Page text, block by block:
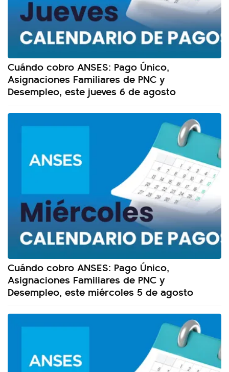
Cuándo cobro ANSES: Pago Único,
Asignaciones Familiares de PNC y
Desempleo, este jueves 6 de agosto
Cuándo cobro ANSES: Pago Único,
Asignaciones Familiares de PNC y
Desempleo, este miércoles 5 de agosto